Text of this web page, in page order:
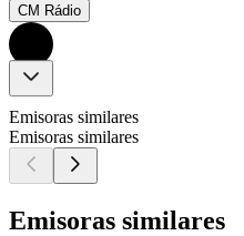
CM Rádio
Emisoras similares
Emisoras similares
Emisoras similares